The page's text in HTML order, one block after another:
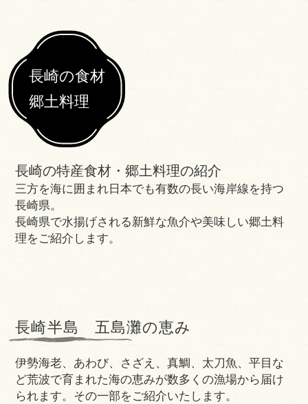
長崎の食材
郷土料理
長崎の特産食材・郷土料理の紹介
三方を海に囲まれ日本でも有数の長い海岸線を持つ
長崎県。
長崎県で水揚げされる新鮮な魚介や美味しい郷土料
理をご紹介します。
長崎半島 五島灘の恵み
伊勢海老、あわび、さざえ、真鯛、太刀魚、平目な
ど荒波で育まれた海の恵みが数多くの漁場から届け
られます。その一部をご紹介いたします。